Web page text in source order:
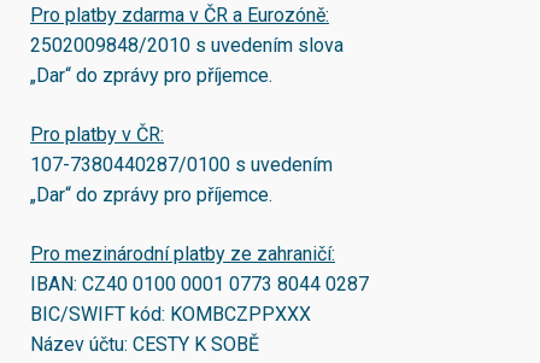
Pro platby zdarma v ČR a Eurozóně:
2502009848/2010 s uvedením slova
„Dar“ do zprávy pro příjemce.
Pro platby v ČR:
107-7380440287/0100 s uvedením
„Dar“ do zprávy pro příjemce.
Pro mezinárodní platby ze zahraničí:
IBAN: CZ40 0100 0001 0773 8044 0287
BIC/SWIFT kód: KOMBCZPPXXX
Název účtu: CESTY K SOBĚ